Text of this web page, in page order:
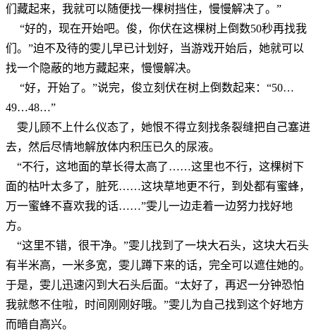
们藏起来，我就可以随便找一棵树挡住，慢慢解决了。”
“好的，现在开始吧。俊，你伏在这棵树上倒数50秒再找我
们。”迫不及待的雯儿早已计划好，当游戏开始后，她就可以
找一个隐蔽的地方藏起来，慢慢解决。
“好，开始了。”说完，俊立刻伏在树上倒数起来：“50…
49…48…”
雯儿顾不上什么仪态了，她恨不得立刻找条裂缝把自己塞进
去，然后尽情地解放体内积压已久的尿液。
“不行，这地面的草长得太高了……这里也不行，这棵树下
面的枯叶太多了，脏死……这块草地更不行，到处都有蜜蜂，
万一蜜蜂不喜欢我的话……”雯儿一边走着一边努力找好地
方。
“这里不错，很干净。”雯儿找到了一块大石头，这块大石头
有半米高，一米多宽，雯儿蹲下来的话，完全可以遮住她的。
于是，雯儿迅速闪到大石头后面。“太好了，再迟一分钟恐怕
我就憋不住啦，时间刚刚好哦。”雯儿为自己找到这个好地方
而暗自高兴。